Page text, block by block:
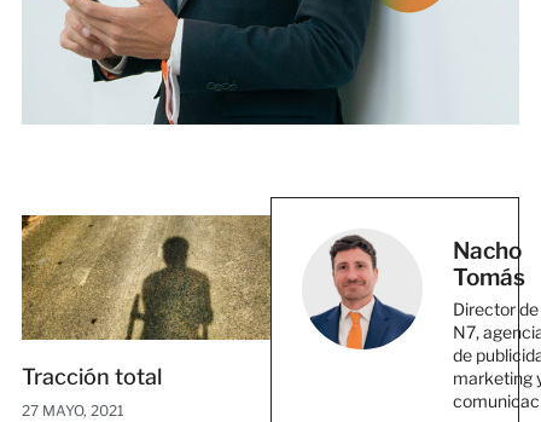
Tracción total
27 MAYO, 2021
Nacho
Tomás
Director de
N7,
de
marketing